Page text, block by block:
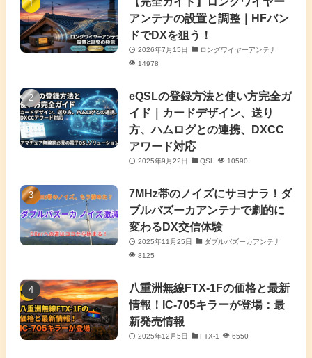
(3)(6)
(5)
(4)
(2)
(5)
(11)
(1)
アンテナの設置と調整｜HFバン
ドでDXを狙う！
2026年7月15日
ロングワイヤーアンテナ
14978
eQSLの登録方法と使い方完全ガ
イド｜カードデザイン、送り
方、ハムログとの連携、DXCC
アワード対応
2025年9月22日 QSL 10590
7MHz帯のノイズにサヨナラ！ダ
ブルバズーカアンテナで劇的に
変わるDX交信体験
2025年11月25日
ダブルバズーカアンテナ
8125
八重洲無線FTX-1Fの価格と最新
情報！IC-705キラーが登場：最
新発売情報
2025年12月5日 FTX-1 6550